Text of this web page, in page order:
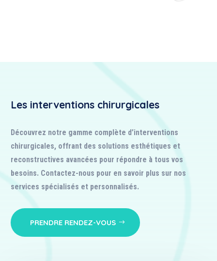
Les interventions chirurgicales
Découvrez notre gamme complète d’interventions
chirurgicales, offrant des solutions esthétiques et
reconstructives avancées pour répondre à tous vos
besoins. Contactez-nous pour en savoir plus sur nos
services spécialisés et personnalisés.
PRENDRE RENDEZ-VOUS